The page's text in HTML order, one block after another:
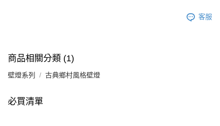
客服
商品相關分類 (1)
壁燈系列 古典鄉村風格壁燈
必買清單